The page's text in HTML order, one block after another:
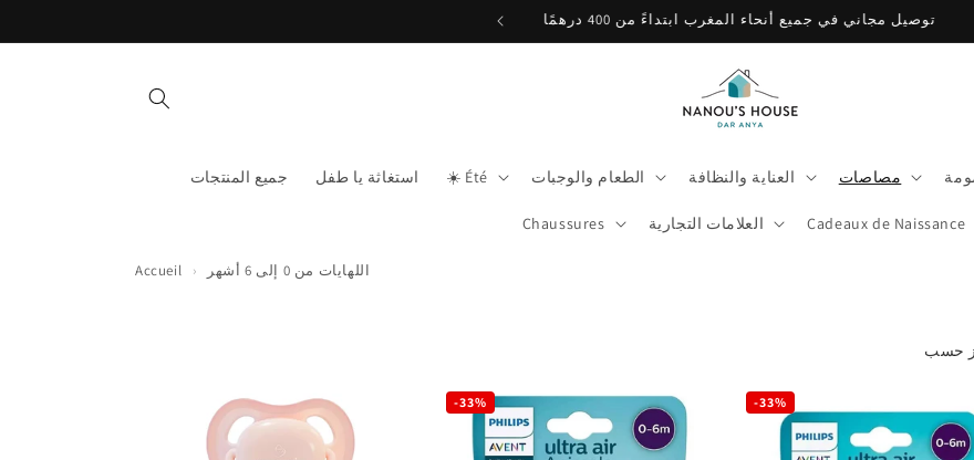
🎉 Babybio Primea 1 عاد! اكتشفوه هنا
جميع المنتجات استغاثة يا طفل ☀️ Été الطعام والوجبات العناية والنظافة مصاصات
Chaussures العلامات التجارية Cadeaux de Naissance
Accueil › اللهايات من 0 إلى 6 أشهر
-33% -33%